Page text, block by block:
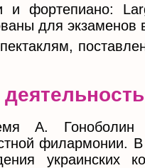
и фортепиано:
для экзаменов
А. Гоноболин
филармонии.
украинских